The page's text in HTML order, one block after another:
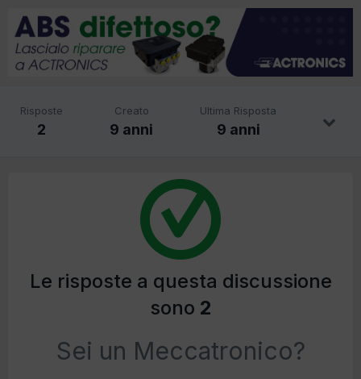
Risposte
2
Creato
9 anni
Ultima Risposta
9 anni
Le risposte a questa discussione
sono 2
Sei un Meccatronico?